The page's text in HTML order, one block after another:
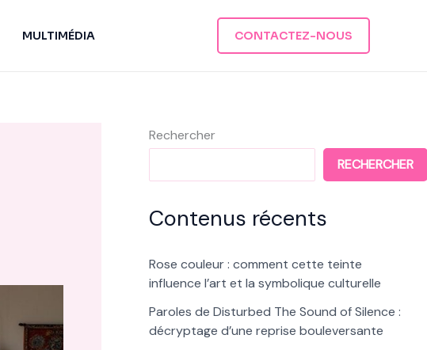
MULTIMÉDIA CONTACTEZ-NOUS
Rechercher
RECHERCHER
Contenus récents
Rose couleur : comment cette teinte
influence l’art et la symbolique culturelle
Paroles de Disturbed The Sound of Silence :
décryptage d’une reprise bouleversante